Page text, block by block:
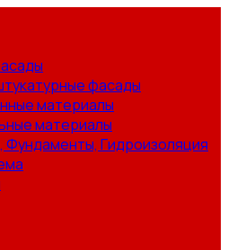
фасады
материалы
материалы
Фундаменты, Гидроизоляция